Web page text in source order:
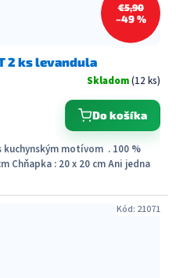
€5,90
–49 %
2 ks levandula
Skladom(12 ks)
Do košíka
kuchynským motívom . 100 %
Chňapka : 20 x 20 cm Ani jedna
Kód: 21071